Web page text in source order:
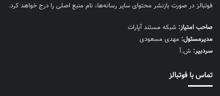
فوتبالز در صورت بازنشر محتوای سایر رسانه‌ها، نام منبع اصلی را درج خواهد کرد.
صاحب امتیاز: شبکه مستند آپارات
مديرمسئول: مهدی مسعودی
سردبیر: ش.آ
تماس با فوتبالز